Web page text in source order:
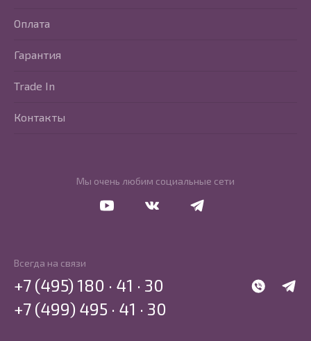
Мы очень любим социальные сети
Оплата
Гарантия
Trade In
Контакты
Всегда на связи
WhatsApp
+7 (495) 180 · 41 · 30
+7 (499) 495 · 41 · 30